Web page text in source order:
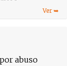
abuso